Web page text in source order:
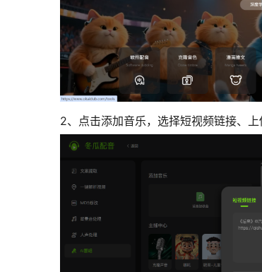
2、点击添加音乐， 选择短视频链接、上